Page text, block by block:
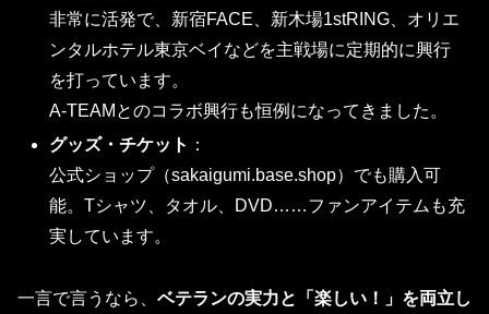
非常に活発で、新宿FACE、新木場1stRING、オリエ
ンタルホテル東京ベイなどを主戦場に定期的に興行
を打っています。
A-TEAMとのコラボ興行も恒例になってきました。
グッズ・チケット ：
公式ショップ（sakaigumi.base.shop）でも購入可
能。Tシャツ、タオル、DVD……ファンアイテムも充
実しています。
一言で言うなら、 ベテランの実力と「楽しい！」を両立し